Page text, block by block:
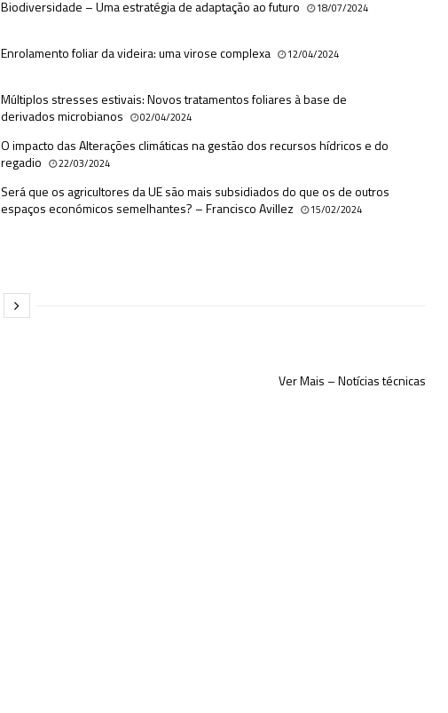
Biodiversidade – Uma estratégia de adaptação ao futuro 18/07/2024
Enrolamento foliar da videira: uma virose complexa 12/04/2024
Múltiplos stresses estivais: Novos tratamentos foliares à base de
derivados microbianos
02/04/2024
O impacto das Alterações climáticas na gestão dos recursos hídricos e do
regadio
22/03/2024
Será que os agricultores da UE são mais subsidiados do que os de outros
espaços económicos semelhantes? – Francisco Avillez
15/02/2024
Ver Mais – Notícias técnicas